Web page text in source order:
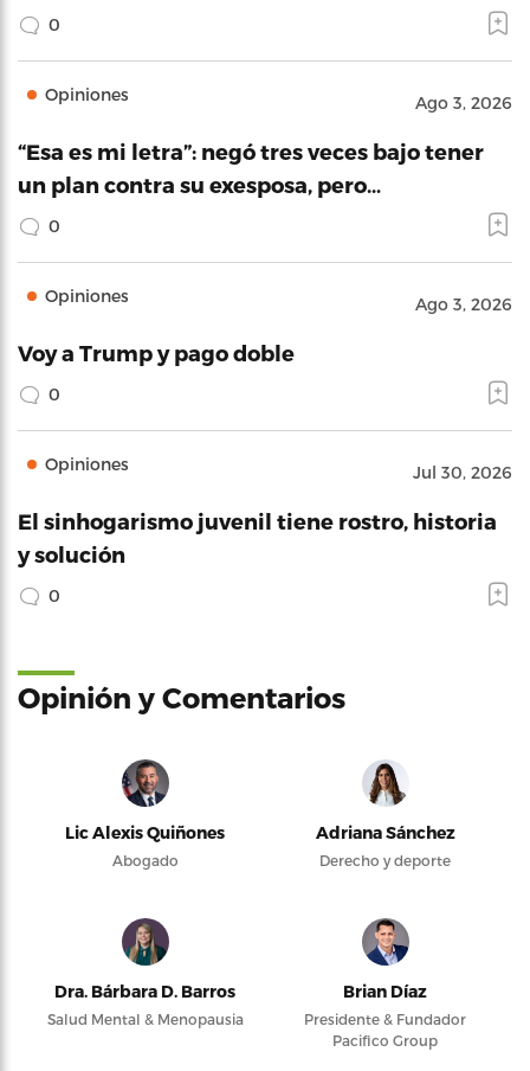
0
Opiniones Ago 3, 2026
“Esa es mi letra”: negó tres veces bajo tener
un plan contra su exesposa, pero…
0
Opiniones Ago 3, 2026
Voy a Trump y pago doble
0
Opiniones Jul 30, 2026
El sinhogarismo juvenil tiene rostro, historia
y solución
0
Opinión y Comentarios
Lic Alexis Quiñones
Abogado
Adriana Sánchez
Derecho y deporte
Dra. Bárbara D. Barros
Salud Mental & Menopausia
Brian Díaz
Presidente & Fundador
Pacifico Group